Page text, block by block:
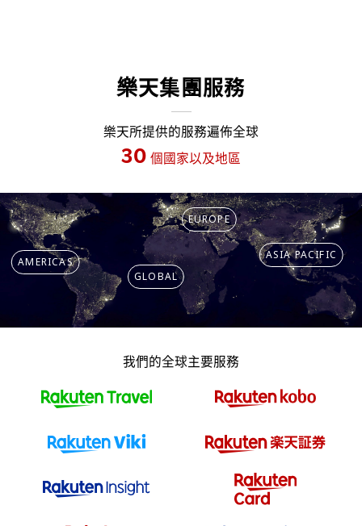
樂天集團服務
樂天所提供的服務遍佈全球
30 個國家以及地區
AMERICAS
EUROPE
ASIA PACIFIC
GLOBAL
我們的全球主要服務